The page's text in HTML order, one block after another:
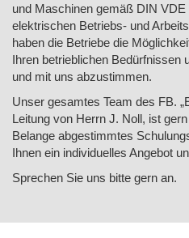
und Maschinen gemäß DIN
elektrischen Betriebs- und
haben die Betriebe die
Ihren betrieblichen Bedürfnissen
und mit uns abzustimmen.
Unser gesamtes Team des FB.
Leitung von Herrn J. Noll, ist
Belange abgestimmtes
Ihnen ein individuelles Angebot
Sprechen Sie uns bitte gern an.